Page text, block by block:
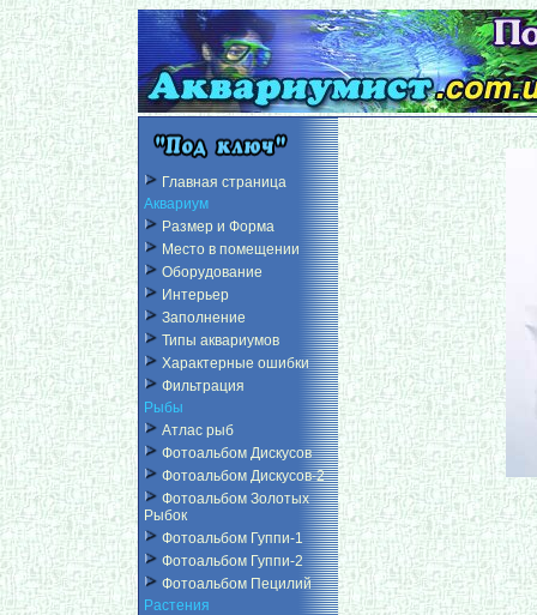
Главная страница
Аквариум
Размер и Форма
Место в помещении
Оборудование
Интерьер
Заполнение
Типы аквариумов
Характерные ошибки
Фильтрация
Рыбы
Атлас рыб
Фотоальбом Дискусов
Фотоальбом Дискусов-2
Фотоальбом Золотых
Рыбок
Фотоальбом Гуппи-1
Фотоальбом Гуппи-2
Фотоальбом Пецилий
Растения